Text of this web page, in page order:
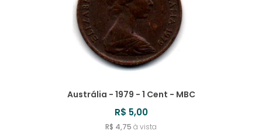
Austrália - 1979 - 1 Cent - MBC
R$ 5,00
R$ 4,75 à vista